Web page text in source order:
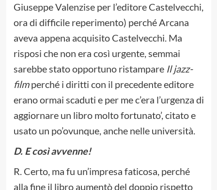
Giuseppe Valenzise per l’editore Castelvecchi,
ora di difficile reperimento) perché Arcana
aveva appena acquisito Castelvecchi. Ma
risposi che non era così urgente, semmai
sarebbe stato opportuno ristampare Il jazz-
filmperché i diritti con il precedente editore
erano ormai scaduti e per me c’era l’urgenza di
aggiornare un libro molto fortunato’, citato e
usato un po’ovunque, anche nelle università.
D. E così avvenne!
R. Certo, ma fu un’impresa faticosa, perché
alla fine il libro aumentò del doppio rispetto